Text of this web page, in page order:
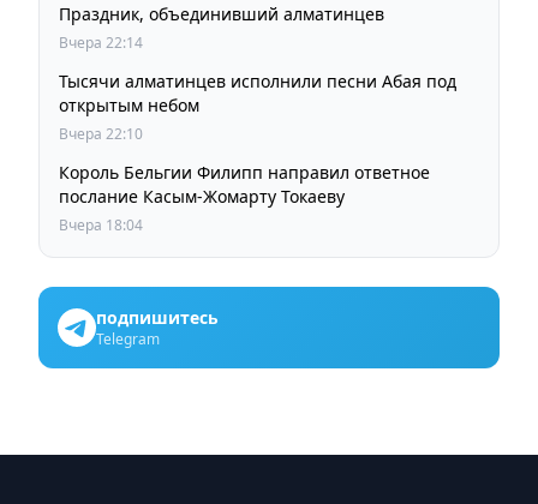
Праздник, объединивший алматинцев
Вчера 22:14
Тысячи алматинцев исполнили песни Абая под
открытым небом
Вчера 22:10
Король Бельгии Филипп направил ответное
послание Касым-Жомарту Токаеву
Вчера 18:04
подпишитесь
Telegram